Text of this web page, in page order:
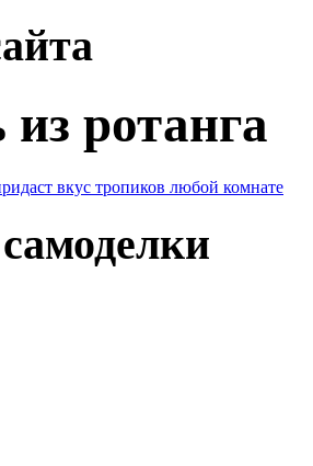
из ротанга
вкус тропиков любой комнате